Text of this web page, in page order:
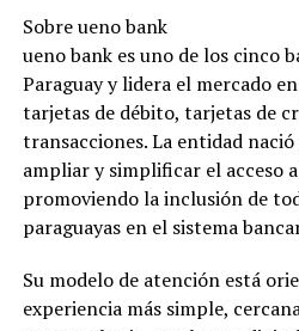
Sobre ueno bank
ueno bank es uno de los cinco
Paraguay y lidera el mercado
tarjetas de débito, tarjetas de
transacciones. La entidad
ampliar y simplificar el acceso
promoviendo la inclusión de
paraguayas en el sistema
Su modelo de atención está
experiencia más simple,